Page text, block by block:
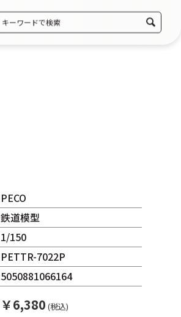
PECO
鉄道模型
1/150
PETTR-7022P
5050881066164
￥6,380 (税込)